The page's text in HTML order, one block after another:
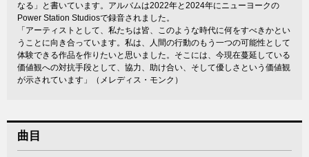
なる」と書いています。アルバムは2022年と2024年にニューヨークの
Power Station Studiosで録音されました。
「アーティストとして、私たちは皆、このような時代に何をすべきかとい
うことに向き合っています。私は、人間の行動のもう一つの可能性として
体験できる作品を作りたいと思いました。そこには、今現在蔓延している
価値観への対抗手段として、協力、助け合い、そして優しさという価値観
が示されています」（メレディス・モンク）
曲目